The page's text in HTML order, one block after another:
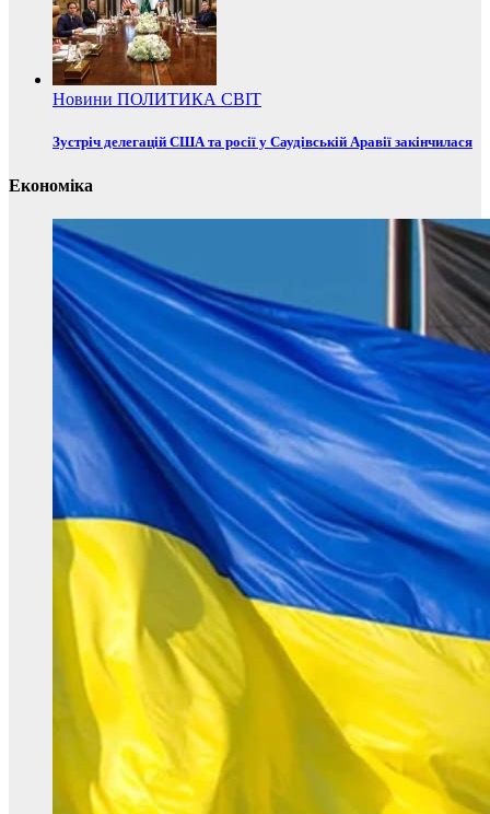
Новини ПОЛИТИКА СВІТ
Зустріч делегацій США та росії у Саудівській Аравії закінчилася
Економіка